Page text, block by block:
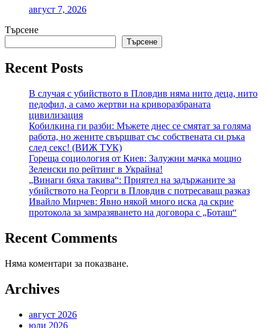
август 7, 2026
Търсене
Търсене
Recent Posts
В случая с убийството в Пловдив няма нито деца, нито
педофил, а само жертви на криворазбраната
цивилизация
Кобилкина ги разби: Мъжете днес се смятат за голяма
работа, но жените свършват със собствената си ръка
след секс! (ВИЖ ТУК)
Гореща социология от Киев: Залужни мачка мощно
Зеленски по рейтинг в Украйна!
„Винаги бяха такива“: Приятел на задържаните за
убийството на Георги в Пловдив с потресаващ разказ
Ивайло Мирчев: Явно някой много иска да скрие
протокола за замразяването на договора с „Боташ“
Recent Comments
Няма коментари за показване.
Archives
август 2026
юли 2026